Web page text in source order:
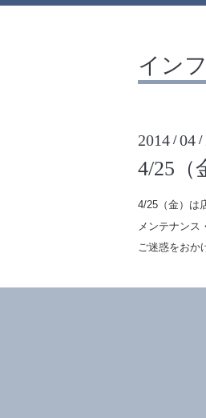
イン
2014 /04 /
4/25（
4/25（金）は
メンテナンス
ご迷惑をおか